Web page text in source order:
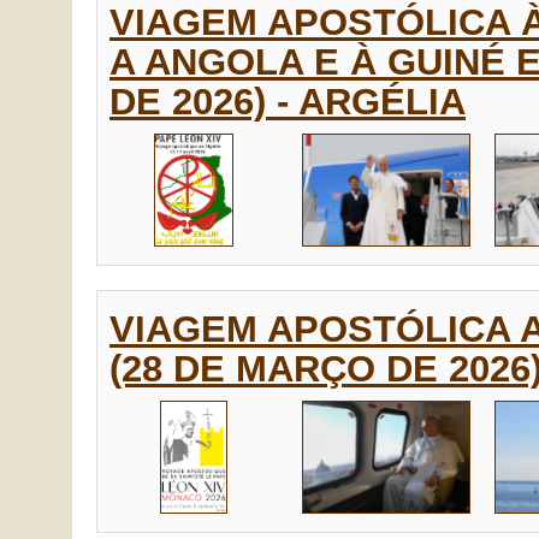
VIAGEM APOSTÓLICA
A ANGOLA E À GUINÉ
DE 2026) - ARGÉLIA
VIAGEM APOSTÓLICA
(28 DE MARÇO DE